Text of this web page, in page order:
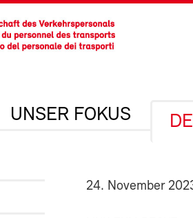
UNSER FOKUS
24. November